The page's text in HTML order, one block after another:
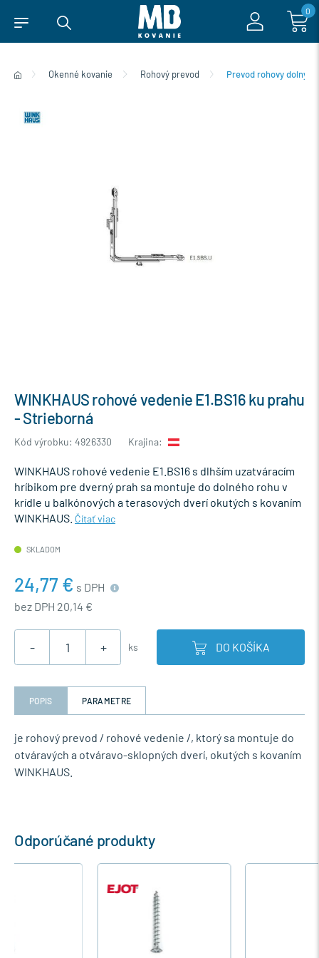
0
Okenné kovanie Rohový prevod Prevod rohovy dolny
WINKHAUS rohové vedenie E1.BS16 ku prahu
- Strieborná
Kód výrobku: 4926330 Krajina:
WINKHAUS rohové vedenie E1.BS16 s dlhším uzatváracím
hríbikom pre dverný prah sa montuje do dolného rohu v
krídle u balkónových a terasových dverí okutých s kovaním
WINKHAUS. Čítať viac
SKLADOM
24,77 € s DPH
bez DPH 20,14 €
- + ks DO KOŠÍKA
POPIS PARAMETRE
je rohový prevod / rohové vedenie /, ktorý sa montuje do
otváravých a otváravo-sklopných dverí, okutých s kovaním
WINKHAUS.
Odporúčané produkty